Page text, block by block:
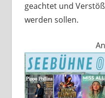
geachtet und
werden sollen.